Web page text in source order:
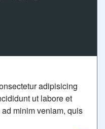
adipisicing
ut labore et
minim veniam, quis